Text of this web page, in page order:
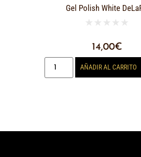
Gel Polish White
★ ★ ★ ★ ★
14,00€
AÑADIR AL CARRITO